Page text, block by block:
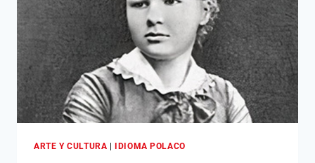
ARTE Y CULTURA |IDIOMA POLACO